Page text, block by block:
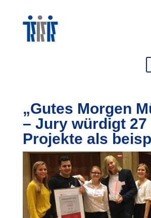
„Gutes Morgen
– Jury würdigt 27
Projekte als